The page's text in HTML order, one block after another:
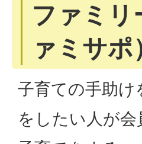
ファミリ
ァミサポ
子育ての手助
をしたい人が